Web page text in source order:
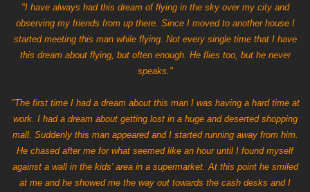
"I have always had this dream of flying in the sky over my city and
observing my friends from up there. Since I moved to another house I
started meeting this man while flying. Not every single time that I have
this dream about flying, but often enough. He flies too, but he never
speaks."
"The first time I had a dream about this man I was having a hard time at
work. I had a dream about getting lost in a huge and deserted shopping
mall. Suddenly this man appeared and I started running away from him.
He chased after me for what seemed like an hour until I found myself
against a wall in the kids' area in a supermarket. At this point he smiled
at me and he showed me the way out towards the cash desks and I